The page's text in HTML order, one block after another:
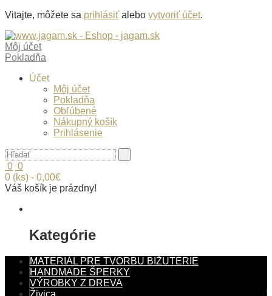
Vitajte, môžete sa prihlásiť alebo vytvoriť účet.
Môj účet
Pokladňa
Účet
Môj účet
Pokladňa
Obľúbené
Nákupný košík
Prihlásenie
0 0
0 (ks) - 0,00€
Váš košík je prázdny!
Kategórie
MATERIÁL PRE TVORBU BIŽUTÉRIE
HANDMADE ŠPERKY
VÝROBKY Z DREVA
Živica